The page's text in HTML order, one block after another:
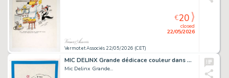
Vermot et Associés 22/05/2026 (CET)
closed
22/05/2026
€20
MIC DELINX Grande dédicace couleur dans un support...
Mic Delinx Grande...